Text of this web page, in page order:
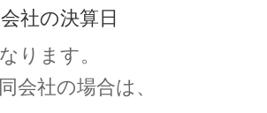
会社の決算日
ります。
会社の場合は、